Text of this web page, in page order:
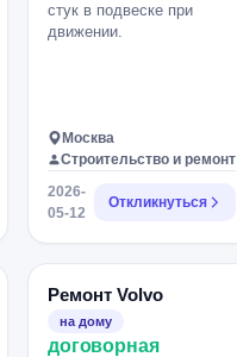
стук в подвеске при
движении.
Москва
Строительство и ремонт
2026-
05-12
Откликнуться
Ремонт Volvo
на дому
договорная